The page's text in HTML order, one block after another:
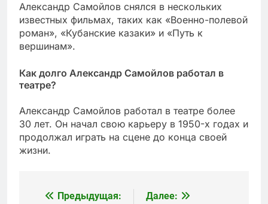
Александр Самойлов снялся в нескольких
известных фильмах, таких как «Военно-полевой
роман», «Кубанские казаки» и «Путь к
вершинам».
Как долго Александр Самойлов работал в
театре?
Александр Самойлов работал в театре более
30 лет. Он начал свою карьеру в 1950-х годах и
продолжал играть на сцене до конца своей
жизни.
Навигация
Предыдущая: Далее: